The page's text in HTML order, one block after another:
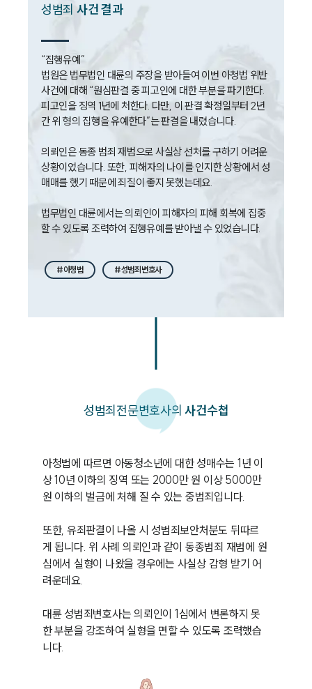
뉴스레터/브로슈어
세미나
대륜법률상담예약
성범죄 사건 결과
“집행유예”
법원은 법무법인 대륜의 주장을 받아들여 이번 아청법 위반
사건에 대해 “원심판결 중 피고인에 대한 부분을 파기한다.
피고인을 징역 1년에 처한다. 다만, 이 판결 확정일부터 2년
간 위 형의 집행을 유예한다”는 판결을 내렸습니다.
의뢰인은 동종 범죄 재범으로 사실상 선처를 구하기 어려운
상황이었습니다. 또한, 피해자의 나이를 인지한 상황에서 성
매매를 했기 때문에 죄질이 좋지 못했는데요.
법무법인 대륜에서는 의뢰인이 피해자의 피해 회복에 집중
할 수 있도록 조력하여 집행유예를 받아낼 수 있었습니다.
#아청법 #성범죄변호사
성범죄전문변호사의사건수첩
아청법에 따르면 아동청소년에 대한 성매수는 1년 이
상 10년 이하의 징역 또는 2000만 원 이상 5000만
원 이하의 벌금에 처해 질 수 있는 중범죄입니다.
또한, 유죄판결이 나올 시 성범죄보안처분도 뒤따르
게 됩니다. 위 사례 의뢰인과 같이 동종범죄 재범에 원
심에서 실형이 나왔을 경우에는 사실상 감형 받기 어
려운데요.
대륜 성범죄변호사는 의뢰인이 1심에서 변론하지 못
한 부분을 강조하여 실형을 면할 수 있도록 조력했습
니다.